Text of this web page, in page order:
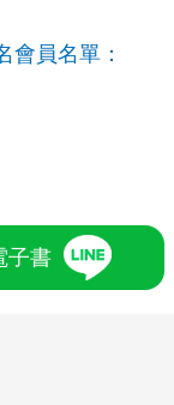
會員名單：
子書